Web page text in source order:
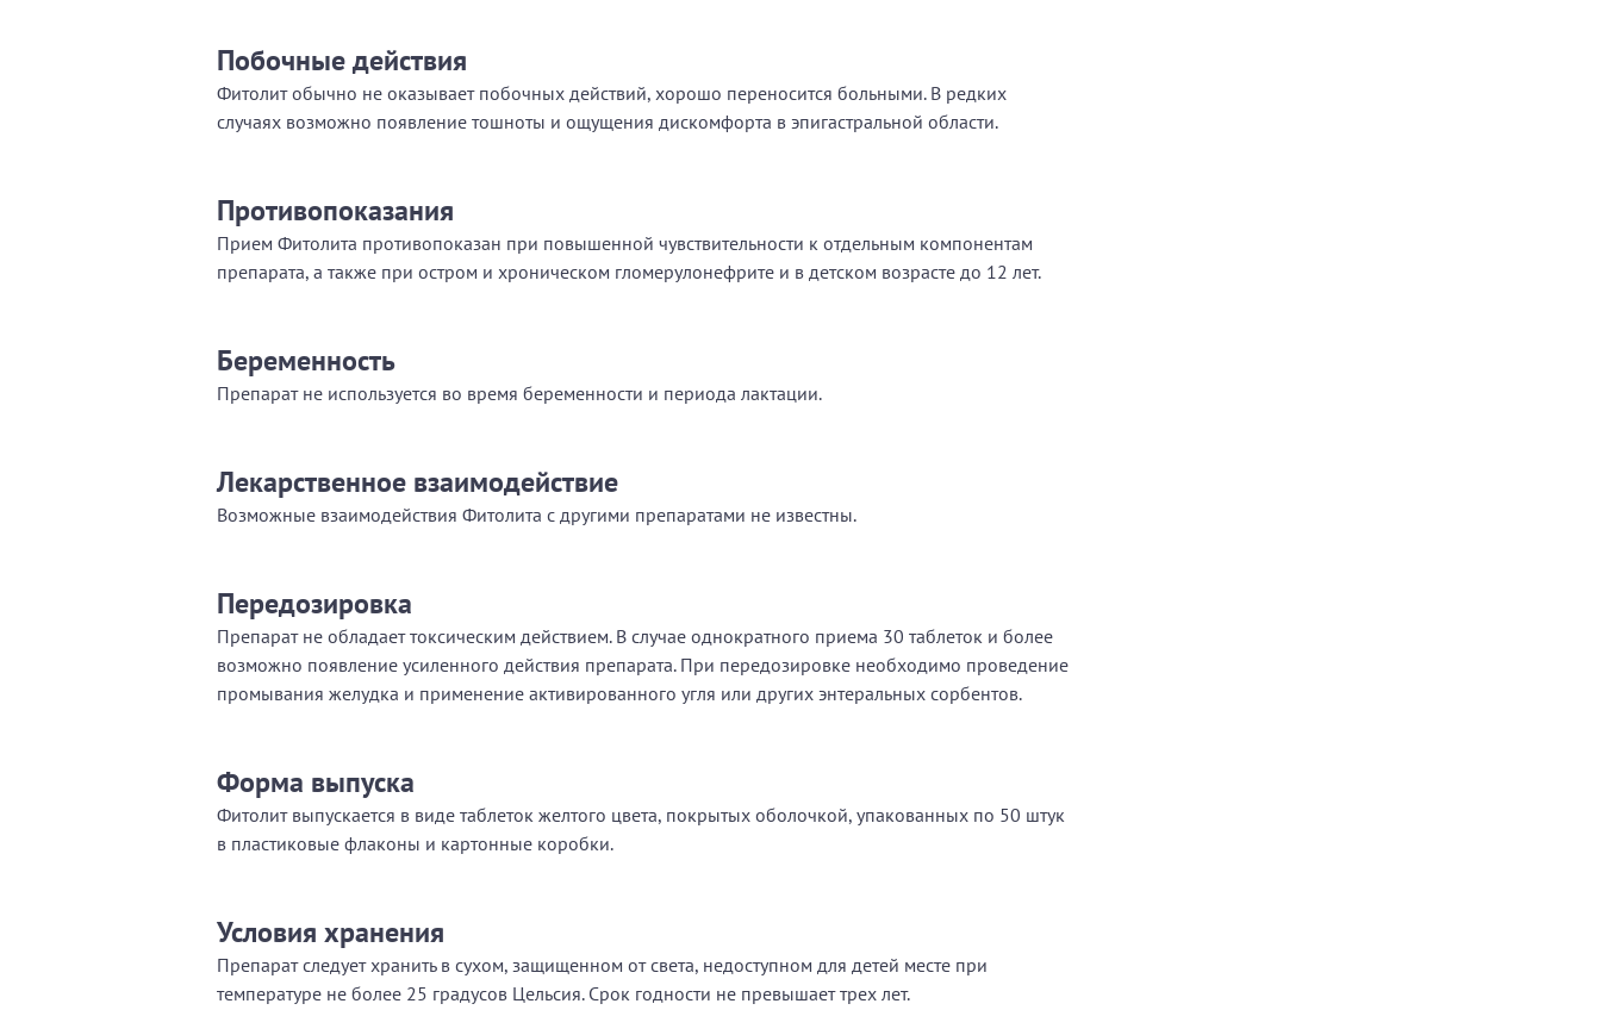
Побочные действия
Фитолит обычно не оказывает побочных действий, хорошо переносится больными. В редких
случаях возможно появление тошноты и ощущения дискомфорта в эпигастральной области.
Противопоказания
Прием Фитолита противопоказан при повышенной чувствительности к отдельным компонентам
препарата, а также при остром и хроническом гломерулонефрите и в детском возрасте до 12 лет.
Беременность
Препарат не используется во время беременности и периода лактации.
Лекарственное взаимодействие
Возможные взаимодействия Фитолита с другими препаратами не известны.
Передозировка
Препарат не обладает токсическим действием. В случае однократного приема 30 таблеток и более
возможно появление усиленного действия препарата. При передозировке необходимо проведение
промывания желудка и применение активированного угля или других энтеральных сорбентов.
Форма выпуска
Фитолит выпускается в виде таблеток желтого цвета, покрытых оболочкой, упакованных по 50 штук
в пластиковые флаконы и картонные коробки.
Условия хранения
Препарат следует хранить в сухом, защищенном от света, недоступном для детей месте при
температуре не более 25 градусов Цельсия. Срок годности не превышает трех лет.